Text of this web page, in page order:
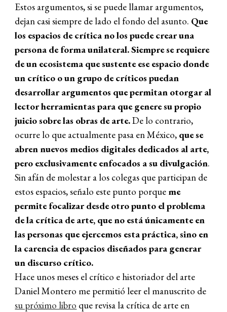
Estos argumentos, si se puede llamar argumentos,
dejan casi siempre de lado el fondo del asunto. Que
los espacios de crítica no los puede crear una
persona de forma unilateral. Siempre se requiere
de un ecosistema que sustente ese espacio donde
un crítico o un grupo de críticos puedan
desarrollar argumentos que permitan otorgar al
lector herramientas para que genere su propio
juicio sobre las obras de arte.De lo contrario,
ocurre lo que actualmente pasa en México, que se
abren nuevos medios digitales dedicados al arte,
pero exclusivamente enfocados a su divulgación.
Sin afán de molestar a los colegas que participan de
estos espacios, señalo este punto porque me
permite focalizar desde otro punto el problema
de la crítica de arte, queno está únicamente en
las personas que ejercemos esta práctica, sino en
la carencia de espacios diseñados para generar
un discurso crítico.
Hace unos meses el crítico e historiador del arte
Daniel Montero me permitió leer el manuscrito de
su próximo libro que revisa la crítica de arte en